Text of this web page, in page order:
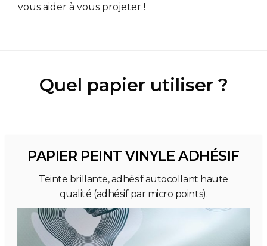
vous aider à vous projeter !
Quel papier utiliser ?
PAPIER PEINT VINYLE ADHÉSIF
Teinte brillante, adhésif autocollant haute
qualité (adhésif par micro points).